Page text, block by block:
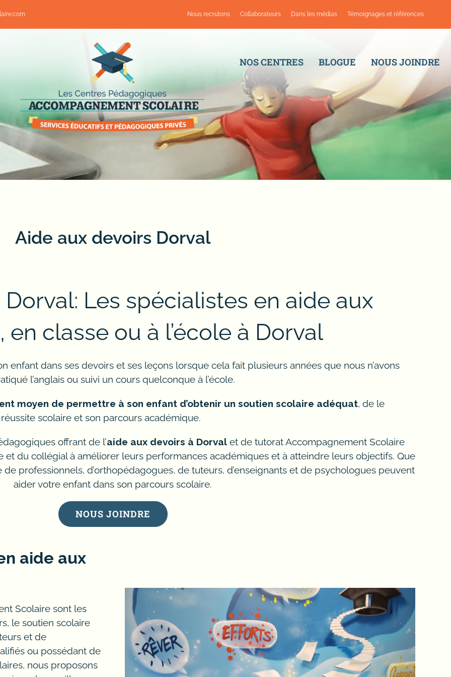
Nous recrutons Collaborateurs Dans les médias Témoignages et références
NOS CENTRES BLOGUE NOUS JOINDRE
Aide aux devoirs Dorval
Les spécialistes en aide aux
classe ou à l’école à Dorval
enfant dans ses devoirs et ses leçons lorsque cela fait plusieurs années que nous n’avons
l’anglais ou suivi un cours quelconque à l’école.
moyen de permettre à son enfant d’obtenir un soutien scolaire adéquat, de le
scolaire et son parcours académique.
offrant de l’aide aux devoirs à Dorval et de tutorat Accompagnement Scolaire
du collégial à améliorer leurs performances académiques et à atteindre leurs objectifs. Que
professionnels, d’orthopédagogues, de tuteurs, d’enseignants et de psychologues peuvent
aider votre enfant dans son parcours scolaire.
NOUS JOINDRE
psychologie, consommateur, obnl, alloprof,
communication.
l’aide aux devoirs à domicile, en classe ou en milieu scolaire pour le
aide aux
Scolaire sont les
le soutien scolaire
et de
ou possédant de
nous proposons